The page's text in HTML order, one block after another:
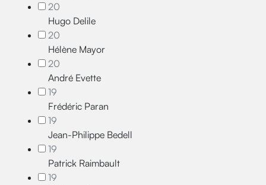
20
Hugo Delile
20
Hélène Mayor
20
André Evette
19
Frédéric Paran
19
Jean-Philippe Bedell
19
Patrick Raimbault
19